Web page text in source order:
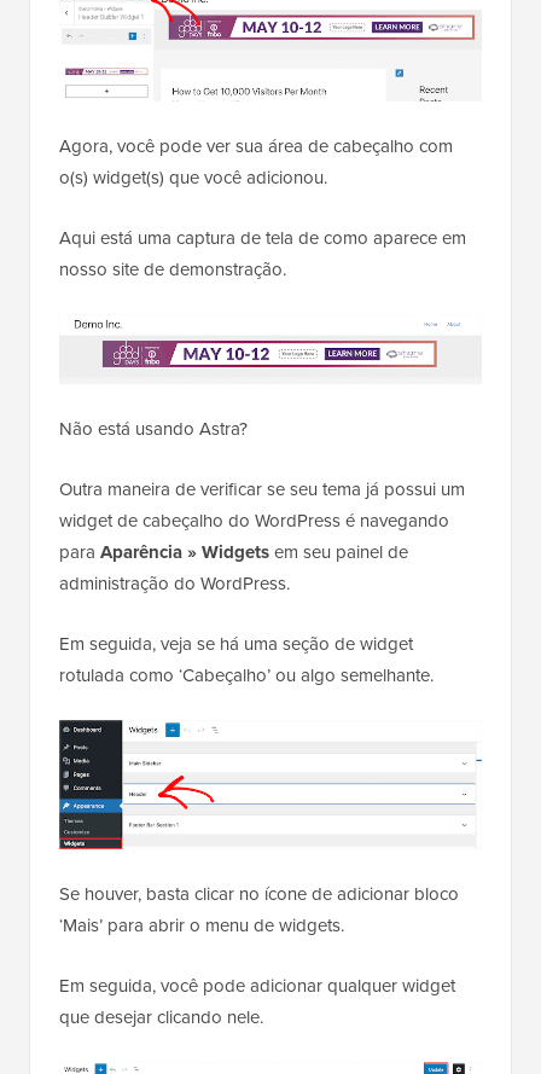
Agora, você pode ver sua área de cabeçalho com
o(s) widget(s) que você adicionou.
Aqui está uma captura de tela de como aparece em
nosso site de demonstração.
Não está usando Astra?
Outra maneira de verificar se seu tema já possui um
widget de cabeçalho do WordPress é navegando
para Aparência » Widgetsem seu painel de
administração do WordPress.
Em seguida, veja se há uma seção de widget
rotulada como ‘Cabeçalho’ ou algo semelhante.
Se houver, basta clicar no ícone de adicionar bloco
‘Mais’ para abrir o menu de widgets.
Em seguida, você pode adicionar qualquer widget
que desejar clicando nele.